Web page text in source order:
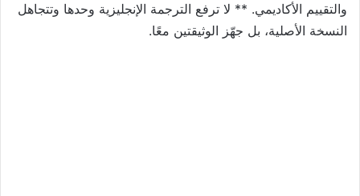
والتقييم الأكاديمي. ** لا ترفع الترجمة الإنجليزية وحدها وتتجاهل
النسخة الأصلية، بل جهّز الوثيقتين معًا.